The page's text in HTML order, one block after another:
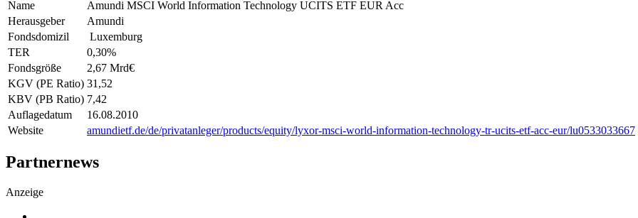
Name
Amundi MSCI World Information Technology UCITS ETF EUR Acc
Herausgeber
Amundi
Fondsdomizil
Luxemburg
TER
0,30%
Fondsgröße
2,67 Mrd€
KGV (PE Ratio) 31,52
KBV (PB Ratio) 7,42
Auflagedatum
16.08.2010
Website
amundietf.de/de/privatanleger/products/equity/lyxor-msci-world-information-technology-tr-ucits-etf-acc-eur/lu0533033667
Partnernews
Anzeige